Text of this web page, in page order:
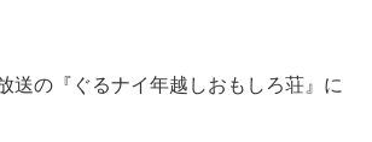
送の『ぐるナイ年越しおもしろ荘』に